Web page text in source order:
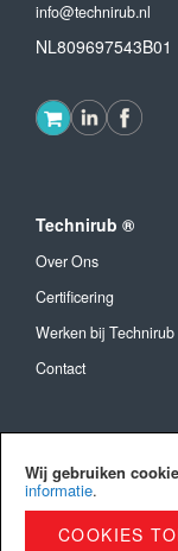
Wij gebruiken
informatie.
COOKIES
info@technirub.nl
NL809697543B01
Technirub ®
Over Ons
Certificering
Werken bij Technirub
Contact
Algemene